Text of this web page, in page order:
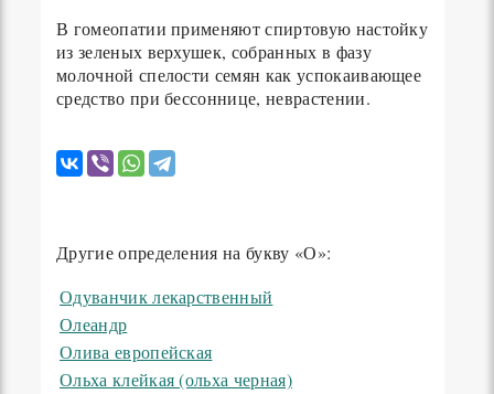
В гомеопатии применяют спиртовую настойку
из зеленых верхушек, собранных в фазу
молочной спелости семян как успокаивающее
средство при бессоннице, неврастении.
Другие определения на букву «О»:
Одуванчик лекарственный
Олеандр
Олива европейская
Ольха клейкая (ольха черная)